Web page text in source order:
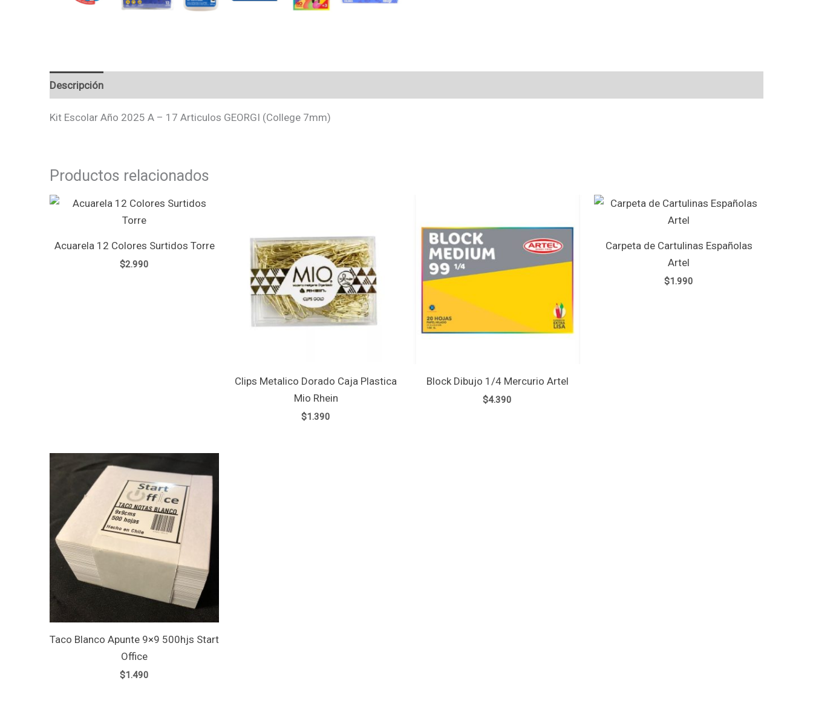
Descripción
Kit Escolar Año 2025 A – 17 Articulos GEORGI (College 7mm)
Productos relacionados
Acuarela 12 Colores Surtidos Torre
$2.990
Clips Metalico Dorado Caja Plastica
Mio Rhein
$1.390
Block Dibujo 1/4 Mercurio Artel
$4.390
Carpeta de Cartulinas Españolas
Artel
$1.990
Taco Blanco Apunte 9×9 500hjs Start
Office
$1.490